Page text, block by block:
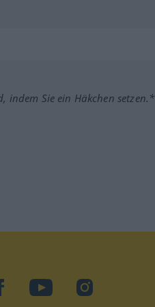
indem Sie ein Häkchen setzen.*
facebookYouTubeInstagram